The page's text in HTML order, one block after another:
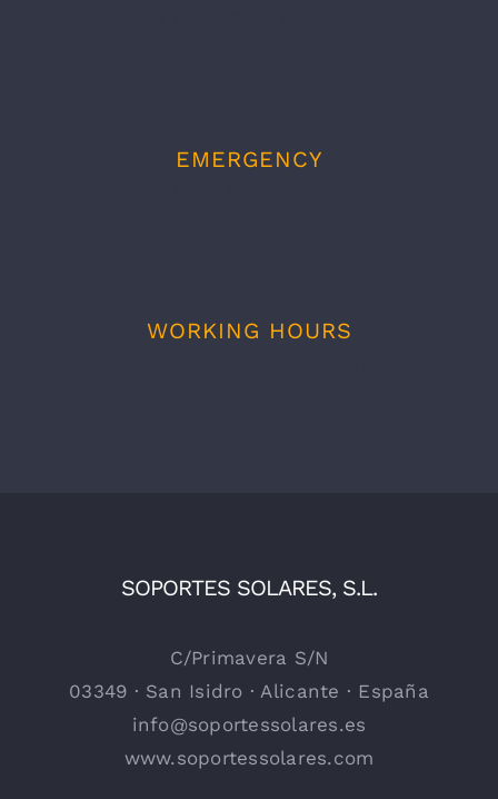
EMERGENCY
WORKING HOURS
SOPORTES SOLARES, S.L.
C/Primavera S/N
03349 · San Isidro · Alicante · España
info@soportessolares.es
www.soportessolares.com